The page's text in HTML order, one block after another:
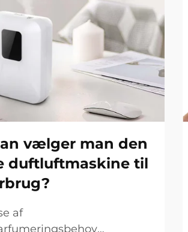
vælger man den
duftluftmaskine til
af